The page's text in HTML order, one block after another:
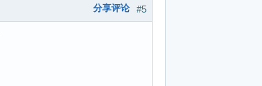
#5
分享评论